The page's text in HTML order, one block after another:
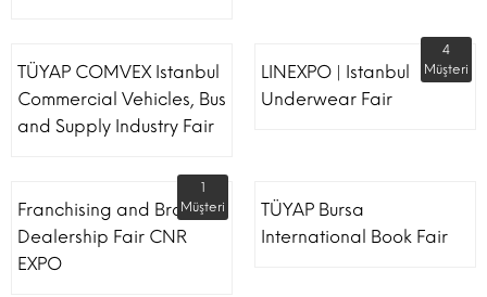
TÜYAP COMVEX Istanbul
Commercial Vehicles, Bus
and Supply Industry Fair
LINEXPO | Istanbul
Underwear Fair
4
Müşteri
Franchising and Brand
Dealership Fair CNR
EXPO
1
Müşteri
TÜYAP Bursa
International Book Fair